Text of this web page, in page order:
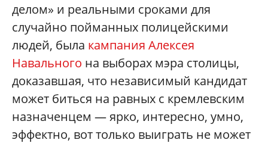
делом» и реальными сроками для
случайно пойманных полицейскими
людей, была кампания Алексея
Навального на выборах мэра столицы,
доказавшая, что независимый кандидат
может биться на равных с кремлевским
назначенцем — ярко, интересно, умно,
эффектно, вот только выиграть не может